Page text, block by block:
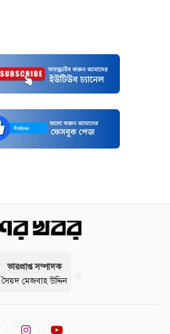
ভারপ্রাপ্ত সম্পাদক
সৈয়দ মেজবাহ উদ্দিন